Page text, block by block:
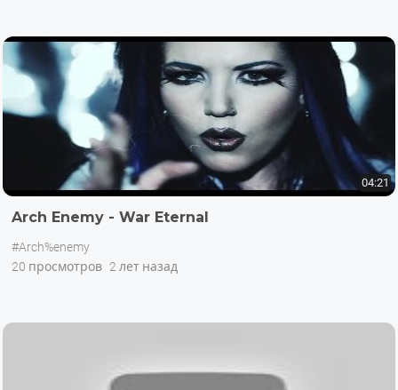
04:21
Arch Enemy - War Eternal
#Arch%enemy
20 просмотров 2 лет назад